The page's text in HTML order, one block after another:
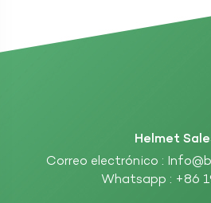
Helmet
Correo electrónico :
Whatsapp : +86